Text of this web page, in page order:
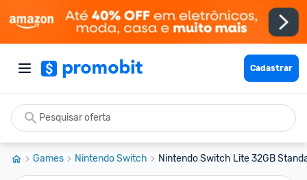
Cadastrar
Games Nintendo Switch Nintendo Switch Lite 32GB